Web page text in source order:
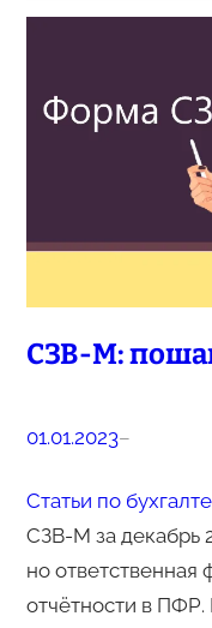
СЗВ-М:
01.01.2023–
Статьи по
СЗВ-М за декабрь
но
отчётности в